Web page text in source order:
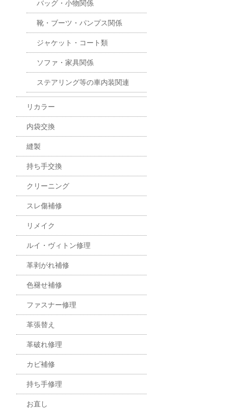
バッグ・小物関係
靴・ブーツ・パンプス関係
ジャケット・コート類
ソファ・家具関係
ステアリング等の車内装関連
リカラー
内袋交換
縫製
持ち手交換
クリーニング
スレ傷補修
リメイク
ルイ・ヴィトン修理
革剥がれ補修
色褪せ補修
ファスナー修理
革張替え
革破れ修理
カビ補修
持ち手修理
お直し